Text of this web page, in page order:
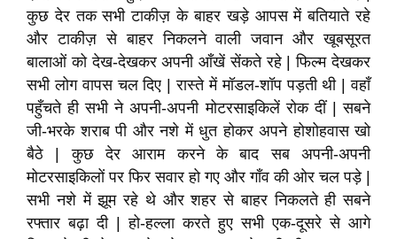
कुछ देर तक सभी टाकीज़ के बाहर खड़े आपस में बतियाते रहे
और टाकीज़ से बाहर निकलने वाली जवान और खूबसूरत
बालाओं को देख-देखकर अपनी आँखें सेंकते रहे | फिल्म देखकर
सभी लोग वापस चल दिए | रास्ते में मॉडल-शॉप पड़ती थी | वहाँ
पहुँचते ही सभी ने अपनी-अपनी मोटरसाइकिलें रोक दीं | सबने
जी-भरके शराब पी और नशे में धुत होकर अपने होशोहवास खो
बैठे | कुछ देर आराम करने के बाद सब अपनी-अपनी
मोटरसाइकिलों पर फिर सवार हो गए और गाँव की ओर चल पड़े |
सभी नशे में झूम रहे थे और शहर से बाहर निकलते ही सबने
रफ्तार बढ़ा दी | हो-हल्ला करते हुए सभी एक-दूसरे से आगे